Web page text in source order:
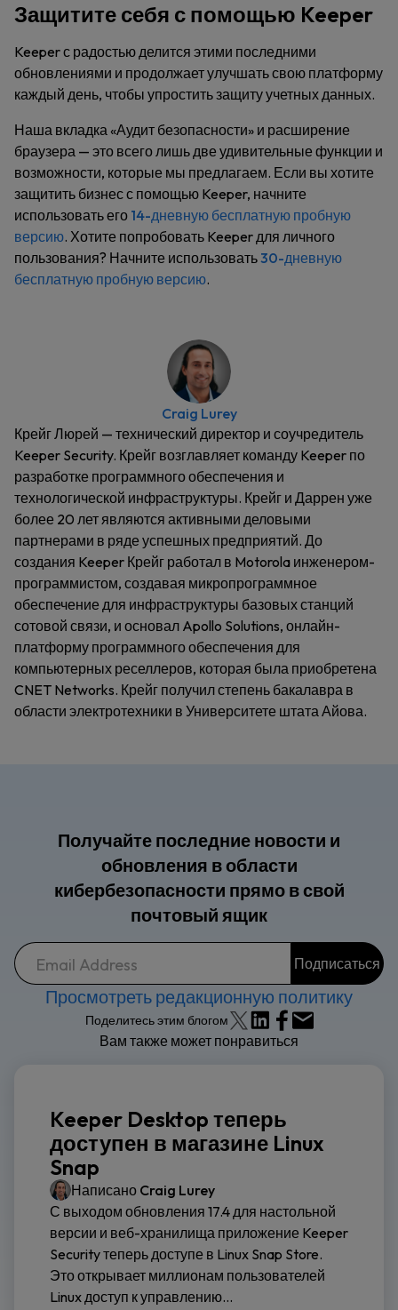
Защитите себя с помощью Keeper
Keeper с радостью делится этими последними
обновлениями и продолжает улучшать свою платформу
каждый день, чтобы упростить защиту учетных данных.
Наша вкладка «Аудит безопасности» и расширение
браузера — это всего лишь две удивительные функции и
возможности, которые мы предлагаем. Если вы хотите
защитить бизнес с помощью Keeper, начните
использовать его 14-дневную бесплатную пробную
версию. Хотите попробовать Keeper для личного
пользования? Начните использовать30-дневную
бесплатную пробную версию.
Craig Lurey
Крейг Люрей — технический директор и соучредитель
Keeper Security. Крейг возглавляет команду Keeper по
разработке программного обеспечения и
технологической инфраструктуры. Крейг и Даррен уже
более 20 лет являются активными деловыми
партнерами в ряде успешных предприятий. До
создания Keeper Крейг работал в Motorola инженером-
программистом, создавая микропрограммное
обеспечение для инфраструктуры базовых станций
сотовой связи, и основал Apollo Solutions, онлайн-
платформу программного обеспечения для
компьютерных реселлеров, которая была приобретена
CNET Networks. Крейг получил степень бакалавра в
области электротехники в Университете штата Айова.
Получайте последние новости и
обновления в области
кибербезопасности прямо в свой
почтовый ящик
Просмотреть редакционную политику
Поделитесь этим блогом
Вам также может понравиться
Keeper Desktop теперь
доступен в магазине Linux
Snap
Написано Craig Lurey
С выходом обновления 17.4 для настольной
версии и веб-хранилища приложение Keeper
Security теперь доступе в Linux Snap Store.
Это открывает миллионам пользователей
Linux доступ к управлению...